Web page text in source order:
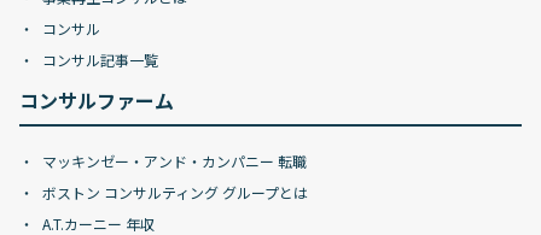
コンサル
コンサル記事一覧
コンサルファーム
マッキンゼー・アンド・カンパニー 転職
ボストン コンサルティング グループとは
A.T.カーニー 年収